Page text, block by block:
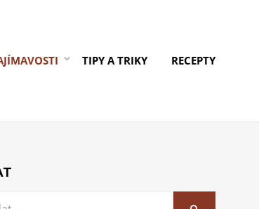
TIPY A TRIKY RECEPTY